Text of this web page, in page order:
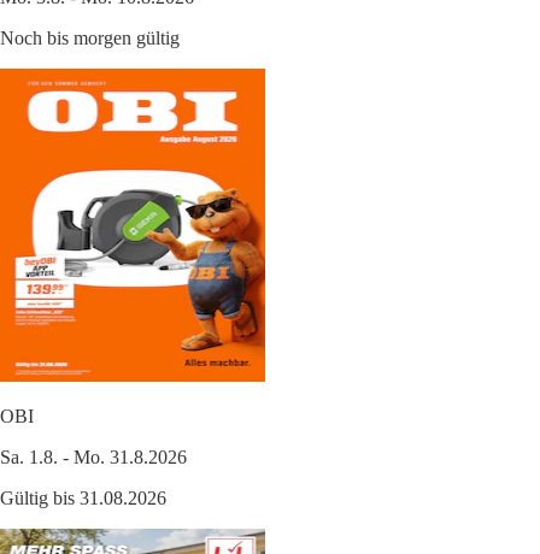
Noch bis morgen gültig
OBI
Sa. 1.8. - Mo. 31.8.2026
Gültig bis 31.08.2026